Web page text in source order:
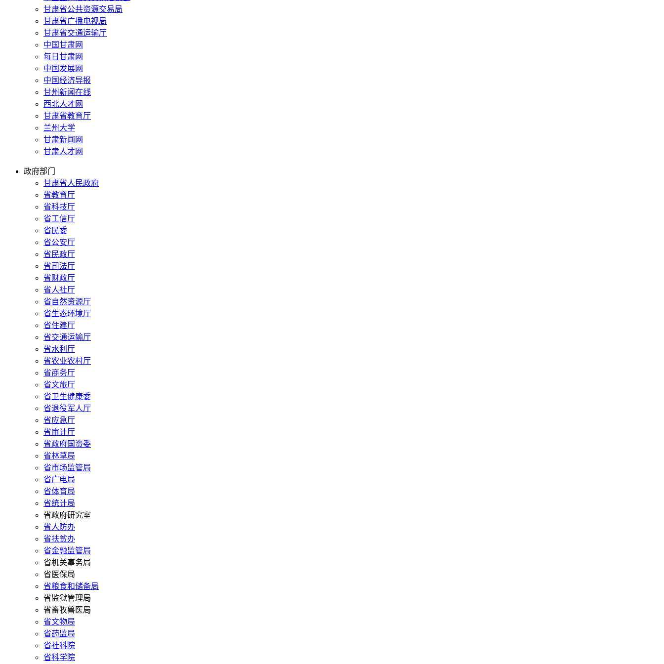
甘肃省公共资源交易局
甘肃省广播电视局
甘肃省交通运输厅
中国甘肃网
每日甘肃网
中国发展网
中国经济导报
甘州新闻在线
西北人才网
甘肃省教育厅
兰州大学
甘肃新闻网
甘肃人才网
政府部门
甘肃省人民政府
省教育厅
省科技厅
省工信厅
省民委
省公安厅
省民政厅
省司法厅
省财政厅
省人社厅
省自然资源厅
省生态环境厅
省住建厅
省交通运输厅
省水利厅
省农业农村厅
省商务厅
省文旅厅
省卫生健康委
省退役军人厅
省应急厅
省审计厅
省政府国资委
省林草局
省市场监管局
省广电局
省体育局
省统计局
省政府研究室
省人防办
省扶贫办
省金融监管局
省机关事务局
省医保局
省粮食和储备局
省监狱管理局
省畜牧兽医局
省文物局
省药监局
省社科院
省科学院